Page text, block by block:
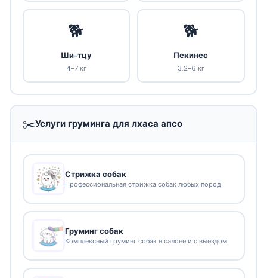
🐕
Ши-тцу
4–7 кг
🐕
Пекинес
3.2–6 кг
✂️Услуги груминга для лхаса апсо
Стрижка собак
Профессиональная стрижка собак любых пород
Груминг собак
Комплексный груминг собак в салоне и с выездом